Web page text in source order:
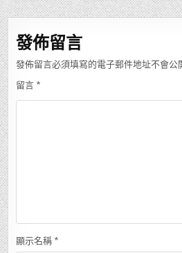
發佈留言
發佈留言必須填寫的電子郵件地址不會公
留言 *
顯示名稱 *